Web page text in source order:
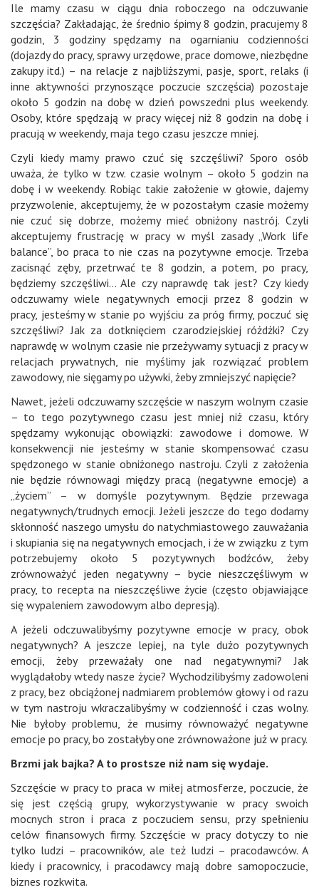
Ile mamy czasu w ciągu dnia roboczego na odczuwanie
szczęścia? Zakładając, że średnio śpimy 8 godzin, pracujemy 8
godzin, 3 godziny spędzamy na ogarnianiu codzienności
(dojazdy do pracy, sprawy urzędowe, prace domowe, niezbędne
zakupy itd.) – na relacje z najbliższymi, pasje, sport, relaks (i
inne aktywności przynoszące poczucie szczęścia) pozostaje
około 5 godzin na dobę w dzień powszedni plus weekendy.
Osoby, które spędzają w pracy więcej niż 8 godzin na dobę i
pracują w weekendy, maja tego czasu jeszcze mniej.
Czyli kiedy mamy prawo czuć się szczęśliwi? Sporo osób
uważa, że tylko w tzw. czasie wolnym – około 5 godzin na
dobę i w weekendy. Robiąc takie założenie w głowie, dajemy
przyzwolenie, akceptujemy, że w pozostałym czasie możemy
nie czuć się dobrze, możemy mieć obniżony nastrój. Czyli
akceptujemy frustrację w pracy w myśl zasady „Work life
balance”, bo praca to nie czas na pozytywne emocje. Trzeba
zacisnąć zęby, przetrwać te 8 godzin, a potem, po pracy,
będziemy szczęśliwi… Ale czy naprawdę tak jest? Czy kiedy
odczuwamy wiele negatywnych emocji przez 8 godzin w
pracy, jesteśmy w stanie po wyjściu za próg firmy, poczuć się
szczęśliwi? Jak za dotknięciem czarodziejskiej różdżki? Czy
naprawdę w wolnym czasie nie przeżywamy sytuacji z pracy w
relacjach prywatnych, nie myślimy jak rozwiązać problem
zawodowy, nie sięgamy po używki, żeby zmniejszyć napięcie?
Nawet, jeżeli odczuwamy szczęście w naszym wolnym czasie
– to tego pozytywnego czasu jest mniej niż czasu, który
spędzamy wykonując obowiązki: zawodowe i domowe. W
konsekwencji nie jesteśmy w stanie skompensować czasu
spędzonego w stanie obniżonego nastroju. Czyli z założenia
nie będzie równowagi między pracą (negatywne emocje) a
„życiem” – w domyśle pozytywnym. Będzie przewaga
negatywnych/trudnych emocji. Jeżeli jeszcze do tego dodamy
skłonność naszego umysłu do natychmiastowego zauważania
i skupiania się na negatywnych emocjach, i że w związku z tym
potrzebujemy około 5 pozytywnych bodźców, żeby
zrównoważyć jeden negatywny – bycie nieszczęśliwym w
pracy, to recepta na nieszczęśliwe życie (często objawiające
się wypaleniem zawodowym albo depresją).
A jeżeli odczuwalibyśmy pozytywne emocje w pracy, obok
negatywnych? A jeszcze lepiej, na tyle dużo pozytywnych
emocji, żeby przeważały one nad negatywnymi? Jak
wyglądałoby wtedy nasze życie? Wychodzilibyśmy zadowoleni
z pracy, bez obciążonej nadmiarem problemów głowy i od razu
w tym nastroju wkraczalibyśmy w codzienność i czas wolny.
Nie byłoby problemu, że musimy równoważyć negatywne
emocje po pracy, bo zostałyby one zrównoważone już w pracy.
Brzmi jak bajka? A to prostsze niż nam się wydaje.
Szczęście w pracy to praca w miłej atmosferze, poczucie, że
się jest częścią grupy, wykorzystywanie w pracy swoich
mocnych stron i praca z poczuciem sensu, przy spełnieniu
celów finansowych firmy. Szczęście w pracy dotyczy to nie
tylko ludzi – pracowników, ale też ludzi – pracodawców. A
kiedy i pracownicy, i pracodawcy mają dobre samopoczucie,
biznes rozkwita.